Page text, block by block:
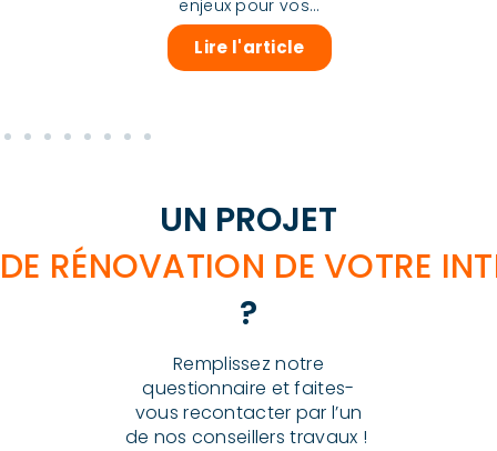
enjeux pour vos...
Lire l'article
UN PROJET
DE RÉNOVATION DE VOTRE
?
Remplissez notre
questionnaire et faites-
vous recontacter par l’un
de nos conseillers travaux !